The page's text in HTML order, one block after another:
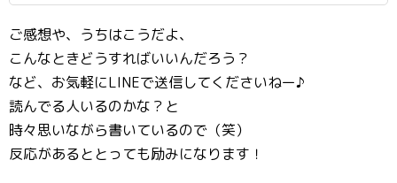
ご感想や、うちはこうだよ、
こんなときどうすればいいんだろう？
など、お気軽にLINEで送信してくださいねー♪
読んでる人いるのかな？と
時々思いながら書いているので（笑）
反応があるととっても励みになります！